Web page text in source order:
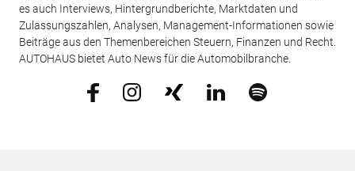
es auch Interviews, Hintergrundberichte, Marktdaten und
Zulassungszahlen, Analysen, Management-Informationen sowie
Beiträge aus den Themenbereichen Steuern, Finanzen und Recht.
AUTOHAUS bietet Auto News für die Automobilbranche.